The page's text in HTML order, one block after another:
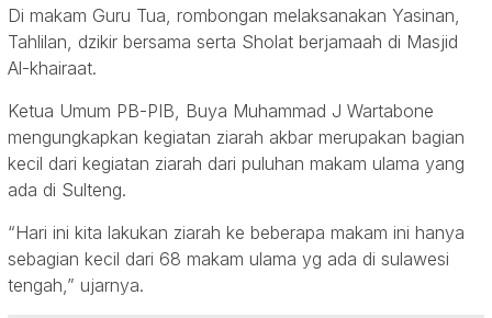
Di makam Guru Tua, rombongan melaksanakan Yasinan,
Tahlilan, dzikir bersama serta Sholat berjamaah di Masjid
Al-khairaat.
Ketua Umum PB-PIB, Buya Muhammad J Wartabone
mengungkapkan kegiatan ziarah akbar merupakan bagian
kecil dari kegiatan ziarah dari puluhan makam ulama yang
ada di Sulteng.
“Hari ini kita lakukan ziarah ke beberapa makam ini hanya
sebagian kecil dari 68 makam ulama yg ada di sulawesi
tengah,” ujarnya.